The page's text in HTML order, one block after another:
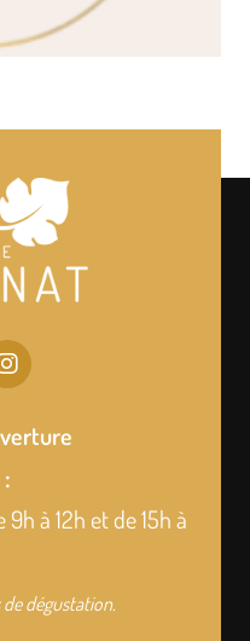
à 12h et de 15h à
de dégustation.